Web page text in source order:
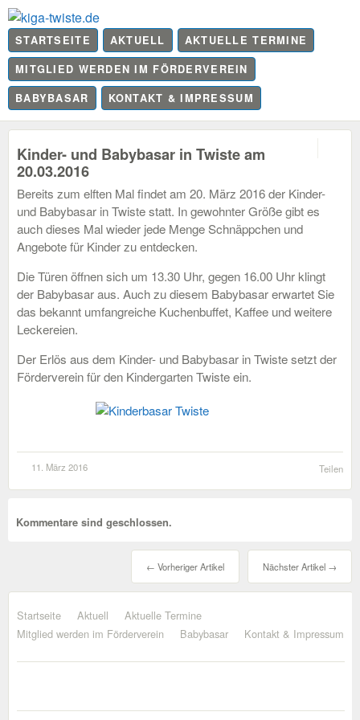
STARTSEITE AKTUELL
AKTUELLE TERMINE
MITGLIED WERDEN IM FÖRDERVEREIN
BABYBASAR
KONTAKT & IMPRESSUM
Kinder- und Babybasar in Twiste am
20.03.2016
Bereits zum elften Mal findet am 20. März 2016 der Kinder-
und Babybasar in Twiste statt. In gewohnter Größe gibt es
auch dieses Mal wieder jede Menge Schnäppchen und
Angebote für Kinder zu entdecken.
Die Türen öffnen sich um 13.30 Uhr, gegen 16.00 Uhr klingt
der Babybasar aus. Auch zu diesem Babybasar erwartet Sie
das bekannt umfangreiche Kuchenbuffet, Kaffee und weitere
Leckereien.
Der Erlös aus dem Kinder- und Babybasar in Twiste setzt der
Förderverein für den Kindergarten Twiste ein.
Teilen
11. März 2016
Kommentare sind geschlossen.
Nächster Artikel →
← Vorheriger Artikel
Startseite Aktuell
Aktuelle Termine
Mitglied werden im Förderverein
Babybasar Kontakt & Impressum